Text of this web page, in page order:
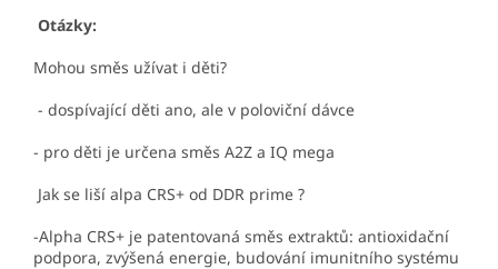
Otázky:
Mohou směs užívat i děti?
- dospívající děti ano, ale v poloviční dávce
- pro děti je určena směs A2Z a IQ mega
Jak se liší alpa CRS+ od DDR prime ?
-Alpha CRS+ je patentovaná směs extraktů: antioxidační
podpora, zvýšená energie, budování imunitního systému